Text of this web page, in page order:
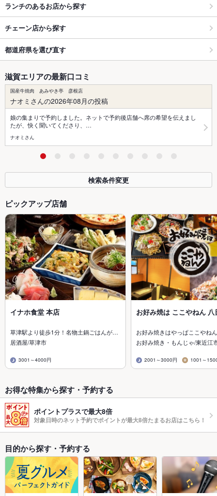
ランチのあるお店から探す
チェーン店から探す
都道府県を選び直す
滋賀エリアの最新口コミ
国産牛焼肉 あみやき亭 彦根店
ナオミさんの2026年08月の投稿
娘の集まりで予約しました。ネットで予約後店舗へ席の希望を伝えまし
たが、快く聞いてくださり、…
ナオミさん
検索条件変更
ピックアップ店舗
イナホ食堂 本店
草津駅より徒歩1分！名物土鍋ごはんが…
居酒屋/草津市
3001～4000円
お好み焼は ここやねん 八
お好み焼きはやっぱここやね
お好み焼き・もんじゃ/東近江
2001～3000円 1001～
お得な特集から探す・予約する
ポイントプラスで最大8倍
対象日時のネット予約でポイントが最大8倍たまるお店はこちら！
目的から探す・予約する